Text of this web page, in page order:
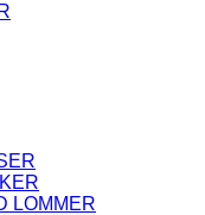
LOMMER